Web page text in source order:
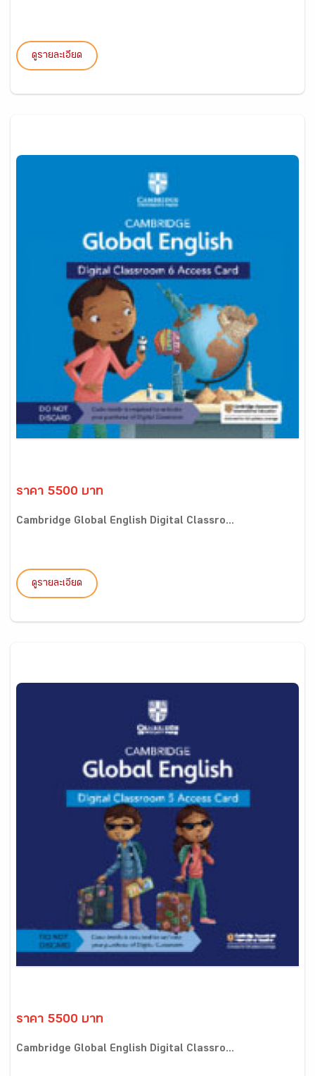
ดูรายละเอียด
ราคา 5500 บาท
Cambridge Global English Digital Classro...
ดูรายละเอียด
ราคา 5500 บาท
Cambridge Global English Digital Classro...